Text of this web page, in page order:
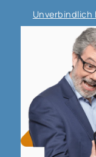
Unverbindlich